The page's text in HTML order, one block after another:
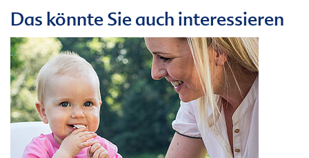
Das könnte Sie auch interessieren